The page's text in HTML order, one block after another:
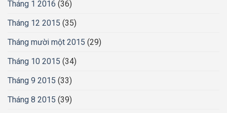
Tháng 1 2016 (36)
Tháng 12 2015 (35)
Tháng mười một 2015 (29)
Tháng 10 2015 (34)
Tháng 9 2015 (33)
Tháng 8 2015 (39)